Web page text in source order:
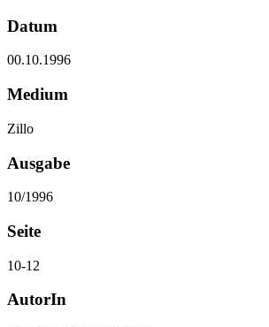
Datum
00.10.1996
Medium
Zillo
Ausgabe
10/1996
Seite
10-12
AutorIn